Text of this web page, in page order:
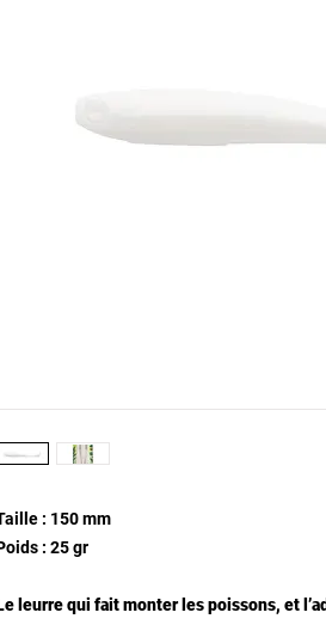
: 150 mm
: 25 gr
leurre qui fait monter les poissons, et